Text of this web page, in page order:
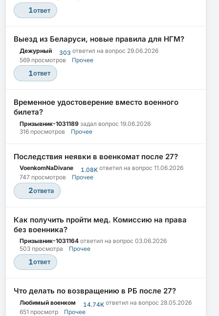
1ответ
Выезд из Беларуси, новые правила для НГМ?
Дежурный 303 ответил на вопрос 29.06.2026
569 просмотров
Прочее
1ответ
Временное удостоверение вместо военного
билета?
Призывник-1031189 задал вопрос 19.06.2026
316 просмотров
Прочее
Последствия неявки в военкомат после 27?
VoenkomNaDivane 1.08Kответил на вопрос 11.06.2026
747 просмотров
Прочее
2ответа
Как получить пройти мед. Комиссию на права
без военника?
Призывник-1031164 ответил на вопрос 03.06.2026
503 просмотра
Прочее
1ответ
Что делать по возвращению в РБ после 27?
Любимый военком 14.74Kответил на вопрос 28.05.2026
651 просмотр
Прочее